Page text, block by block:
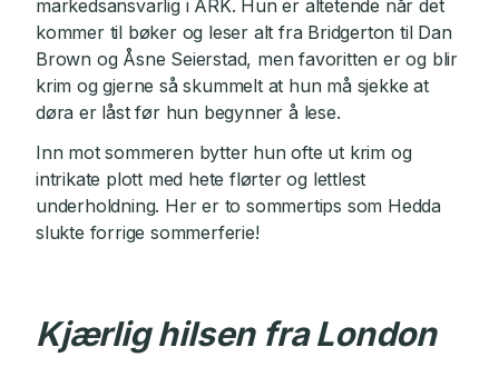
markedsansvarlig i ARK. Hun er altetende når det
kommer til bøker og leser alt fra Bridgerton til Dan
Brown og Åsne Seierstad, men favoritten er og blir
krim og gjerne så skummelt at hun må sjekke at
døra er låst før hun begynner å lese.
Inn mot sommeren bytter hun ofte ut krim og
intrikate plott med hete flørter og lettlest
underholdning. Her er to sommertips som Hedda
slukte forrige sommerferie!
Kjærlig hilsen fra London